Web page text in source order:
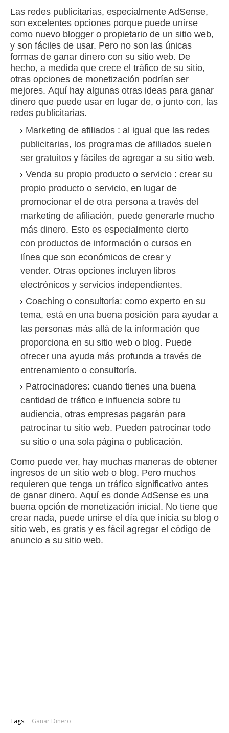
Las redes publicitarias, especialmente AdSense,
son excelentes opciones porque puede unirse
como nuevo blogger o propietario de un sitio web,
y son fáciles de usar. Pero no son las únicas
formas de ganar dinero con su sitio web. De
hecho, a medida que crece el tráfico de su sitio,
otras opciones de monetización podrían ser
mejores. Aquí hay algunas otras ideas para ganar
dinero que puede usar en lugar de, o junto con, las
redes publicitarias.
Marketing de afiliados : al igual que las redes
publicitarias, los programas de afiliados suelen
ser gratuitos y fáciles de agregar a su sitio web.
Venda su propio producto o servicio : crear su
propio producto o servicio, en lugar de
promocionar el de otra persona a través del
marketing de afiliación, puede generarle mucho
más dinero. Esto es especialmente cierto
con productos de información o cursos en
línea que son económicos de crear y
vender. Otras opciones incluyen libros
electrónicos y servicios independientes.
Coaching o consultoría: como experto en su
tema, está en una buena posición para ayudar a
las personas más allá de la información que
proporciona en su sitio web o blog. Puede
ofrecer una ayuda más profunda a través de
entrenamiento o consultoría.
Patrocinadores: cuando tienes una buena
cantidad de tráfico e influencia sobre tu
audiencia, otras empresas pagarán para
patrocinar tu sitio web. Pueden patrocinar todo
su sitio o una sola página o publicación.
Como puede ver, hay muchas maneras de obtener
ingresos de un sitio web o blog. Pero muchos
requieren que tenga un tráfico significativo antes
de ganar dinero. Aquí es donde AdSense es una
buena opción de monetización inicial. No tiene que
crear nada, puede unirse el día que inicia su blog o
sitio web, es gratis y es fácil agregar el código de
anuncio a su sitio web.
Tags: Ganar Dinero